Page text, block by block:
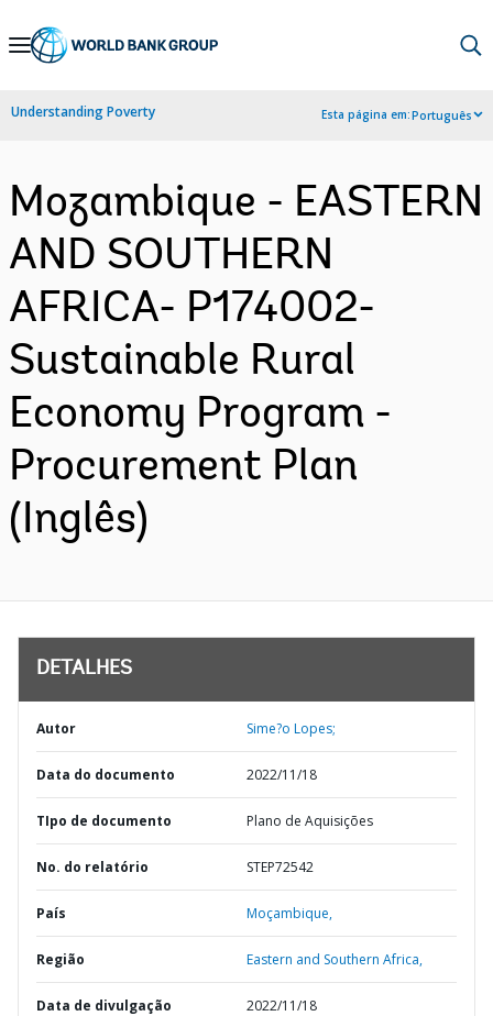
Skip
Navigation
Understanding Poverty Esta página em:Português
Mozambique - EASTERN
AND SOUTHERN
AFRICA- P174002-
Sustainable Rural
Economy Program -
Procurement Plan
(Inglês)
DETALHES
Autor Sime?o Lopes;
Data do documento 2022/11/18
TIpo de documento Plano de Aquisições
No. do relatório STEP72542
País Moçambique,
Região Eastern and Southern Africa,
Data de divulgação 2022/11/18